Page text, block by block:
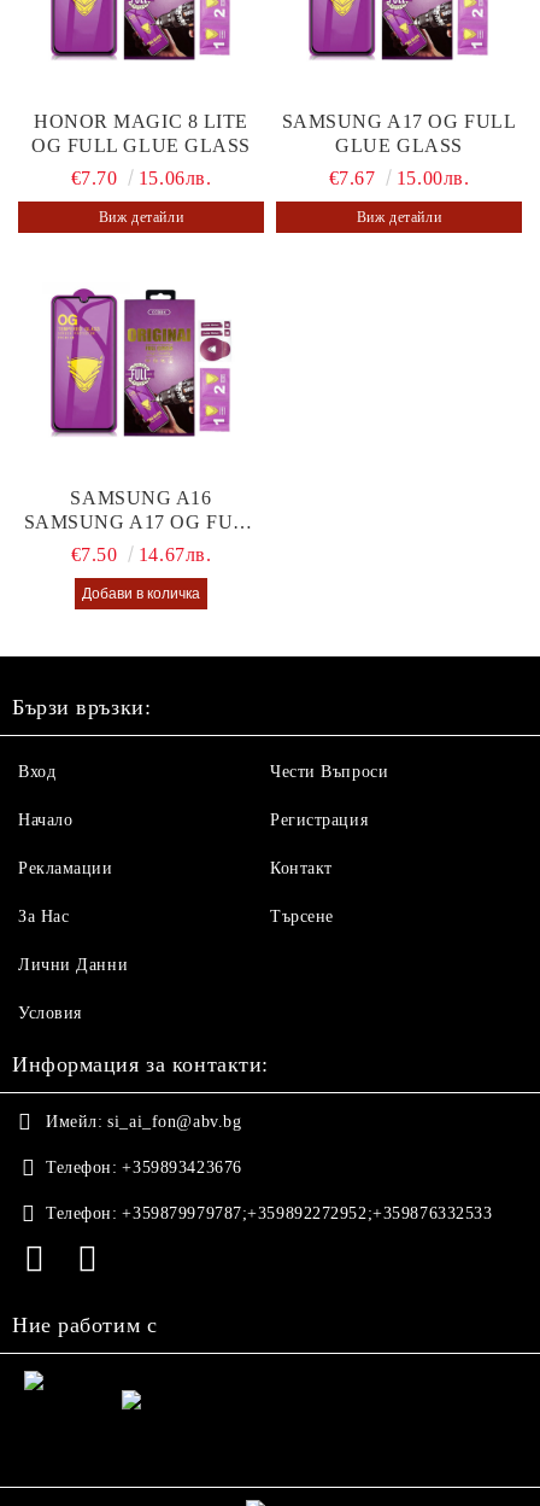
HONOR MAGIC 8 LITE
OG FULL GLUE GLASS
€7.70
15.06лв.
Виж детайли
SAMSUNG A17 OG FULL
GLUE GLASS
€7.67
15.00лв.
Виж детайли
SAMSUNG A16
SAMSUNG A17 OG FULL
GLUE GLASS
€7.50 14.67лв.
Бързи връзки:
Вход
Начало
Рекламации
За Нас
Чести Въпроси
Регистрация
Контакт
Търсене
Лични Данни
Условия
Информация за контакти:
Имейл: si_ai_fon@abv.bg
Телефон: +359893423676
Телефон: +359879979787;+359892272952;+359876332533
Ние работим с